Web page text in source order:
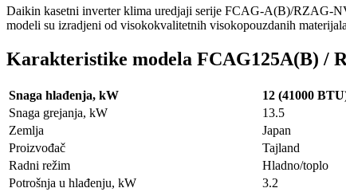
Daikin kasetni inverter klima uredjaji serije FCAG-A(B)/RZAG-
modeli su izradjeni od visokokvalitetnih visokopouzdanih
Karakteristike modela FCAG125A(B) /
Snaga hlađenja, kW
12 (41000
Snaga grejanja, kW
13.5
Zemlja
Japan
Proizvođač
Tajland
Radni režim
Hladno/toplo
Potrošnja u hlađenju, kW
3.2